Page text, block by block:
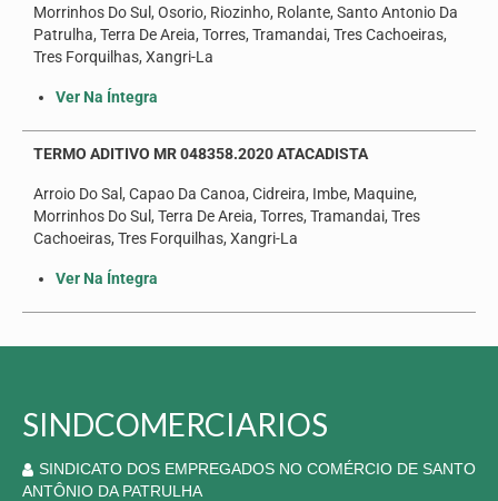
Morrinhos Do Sul, Osorio, Riozinho, Rolante, Santo Antonio Da
Patrulha, Terra De Areia, Torres, Tramandai, Tres Cachoeiras,
Tres Forquilhas, Xangri-La
Ver Na Íntegra
TERMO ADITIVO MR 048358.2020 ATACADISTA
Arroio Do Sal, Capao Da Canoa, Cidreira, Imbe, Maquine,
Morrinhos Do Sul, Terra De Areia, Torres, Tramandai, Tres
Cachoeiras, Tres Forquilhas, Xangri-La
Ver Na Íntegra
SINDCOMERCIARIOS
SINDICATO DOS EMPREGADOS NO COMÉRCIO DE SANTO
ANTÔNIO DA PATRULHA